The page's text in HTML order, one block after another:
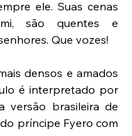
ele. Suas cenas
são quentes e
Que vozes!
densos e amados
é interpretado por
versão brasileira de
príncipe Fyero com